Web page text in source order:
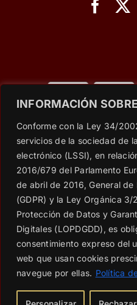
INFORMACIÓN
Conforme con la Ley 34/
servicios de la sociedad de
electrónico (LSSI), en
2016/679 del Parlamento
de abril de 2016, General
(GDPR) y la Ley Orgánica
Protección de Datos y
Digitales (LOPDGDD), es
consentimiento expreso del
web que usan cookies
navegue por ellas. Política
© Copyright 2023 -
Reserved |
Aviso Legal|RRSS: Política
privacidad|Política de
Consentimiento para
informativas en